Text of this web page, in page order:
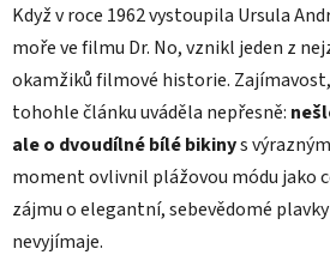
Když v roce 1962 vystoupila Ursula
moře ve filmu Dr. No, vznikl jeden z
okamžiků filmové historie.
tohohle článku uváděla nepřesně:
ale o dvoudílné bílé bikinys
moment ovlivnil plážovou módu jako
zájmu o elegantní, sebevědomé
nevyjímaje.